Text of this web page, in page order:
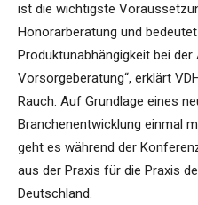
ist die wichtigste
Honorarberatung und
Produktunabhängigkeit bei der
Vorsorgeberatung“, erklärt
Rauch. Auf Grundlage eines
Branchenentwicklung einmal
geht es während der
aus der Praxis für die Praxis
Deutschland.